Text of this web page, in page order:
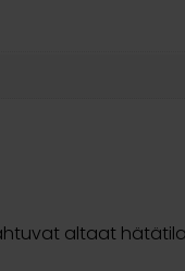
altaat